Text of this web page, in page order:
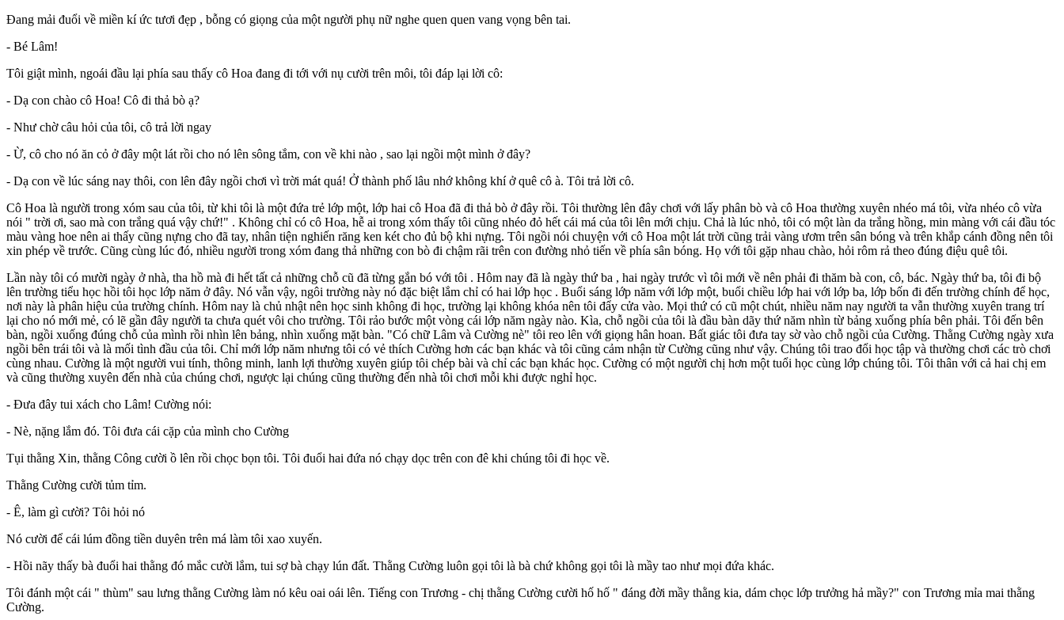
Đang mải đuổi về miền kí ức tươi đẹp , bỗng có giọng của một người phụ nữ nghe quen quen vang vọng bên tai.
- Bé Lâm!
Tôi giật mình, ngoái đầu lại phía sau thấy cô Hoa đang đi tới với nụ cười trên môi, tôi đáp lại lời cô:
- Dạ con chào cô Hoa! Cô đi thả bò ạ?
- Như chờ câu hỏi của tôi, cô trả lời ngay
- Ừ, cô cho nó ăn cỏ ở đây một lát rồi cho nó lên sông tắm, con về khi nào , sao lại ngồi một mình ở đây?
- Dạ con về lúc sáng nay thôi, con lên đây ngồi chơi vì trời mát quá! Ở thành phố lâu nhớ không khí ở quê cô à. Tôi trả lời cô.
Cô Hoa là người trong xóm sau của tôi, từ khi tôi là một đứa trẻ lớp một, lớp hai cô Hoa đã đi thả bò ở đây rồi. Tôi thường lên đây chơi với lấy phân bò và cô Hoa thường xuyên nhéo má tôi, vừa nhéo cô vừa
nói " trời ơi, sao mà con trắng quá vậy chứ!" . Không chỉ có cô Hoa, hễ ai trong xóm thấy tôi cũng nhéo đỏ hết cái má của tôi lên mới chịu. Chả là lúc nhỏ, tôi có một làn da trắng hồng, min màng với cái đầu tóc
màu vàng hoe nên ai thấy cũng nựng cho đã tay, nhân tiện nghiến răng ken két cho đủ bộ khi nựng. Tôi ngồi nói chuyện với cô Hoa một lát trời cũng trải vàng ươm trên sân bóng và trên khắp cánh đồng nên tôi
xin phép về trước. Cũng cùng lúc đó, nhiều người trong xóm đang thả những con bò đi chậm rãi trên con đường nhỏ tiến về phía sân bóng. Họ với tôi gặp nhau chào, hỏi rôm rả theo đúng điệu quê tôi.
Lần này tôi có mười ngày ở nhà, tha hồ mà đi hết tất cả những chỗ cũ đã từng gắn bó với tôi . Hôm nay đã là ngày thứ ba , hai ngày trước vì tôi mới về nên phải đi thăm bà con, cô, bác. Ngày thứ ba, tôi đi bộ
lên trường tiểu học hồi tôi học lớp năm ở đây. Nó vẫn vậy, ngôi trường này nó đặc biệt lắm chỉ có hai lớp học . Buổi sáng lớp năm với lớp một, buổi chiều lớp hai với lớp ba, lớp bốn đi đến trường chính để học,
nơi này là phân hiệu của trường chính. Hôm nay là chủ nhật nên học sinh không đi học, trường lại không khóa nên tôi đẩy cửa vào. Mọi thứ có cũ một chút, nhiều năm nay người ta vẫn thường xuyên trang trí
lại cho nó mới mẻ, có lẽ gần đây người ta chưa quét vôi cho trường. Tôi rảo bước một vòng cái lớp năm ngày nào. Kìa, chỗ ngồi của tôi là đầu bàn dãy thứ năm nhìn từ bảng xuống phía bên phải. Tôi đến bên
bàn, ngồi xuống đúng chỗ của mình rồi nhìn lên bảng, nhìn xuống mặt bàn. "Có chữ Lâm và Cường nè" tôi reo lên với giọng hân hoan. Bất giác tôi đưa tay sờ vào chỗ ngồi của Cường. Thằng Cường ngày xưa
ngồi bên trái tôi và là mối tình đầu của tôi. Chỉ mới lớp năm nhưng tôi có vẻ thích Cường hơn các bạn khác và tôi cũng cảm nhận từ Cường cũng như vậy. Chúng tôi trao đổi học tập và thường chơi các trò chơi
cùng nhau. Cường là một người vui tính, thông minh, lanh lợi thường xuyên giúp tôi chép bài và chỉ các bạn khác học. Cường có một người chị hơn một tuổi học cùng lớp chúng tôi. Tôi thân với cả hai chị em
và cũng thường xuyên đến nhà của chúng chơi, ngược lại chúng cũng thường đến nhà tôi chơi mỗi khi được nghỉ học.
- Đưa đây tui xách cho Lâm! Cường nói:
- Nè, nặng lắm đó. Tôi đưa cái cặp của mình cho Cường
Tụi thằng Xin, thằng Công cười ồ lên rồi chọc bọn tôi. Tôi đuổi hai đứa nó chạy dọc trên con đê khi chúng tôi đi học về.
Thằng Cường cười tủm tỉm.
- Ê, làm gì cười? Tôi hỏi nó
Nó cười để cái lúm đồng tiền duyên trên má làm tôi xao xuyến.
- Hồi nãy thấy bà đuổi hai thằng đó mắc cười lắm, tui sợ bà chạy lún đất. Thằng Cường luôn gọi tôi là bà chứ không gọi tôi là mầy tao như mọi đứa khác.
Tôi đánh một cái " thùm" sau lưng thằng Cường làm nó kêu oai oái lên. Tiếng con Trương - chị thằng Cường cười hố hố " đáng đời mầy thằng kia, dám chọc lớp trưởng hả mầy?" con Trương mỉa mai thằng
Cường.